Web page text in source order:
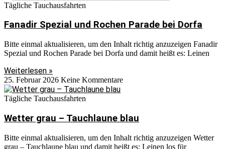
Tägliche Tauchausfahrten
Fanadir Spezial und Rochen Parade bei Dorfa
Bitte einmal aktualisieren, um den Inhalt richtig anzuzeigen Fanadir
Spezial und Rochen Parade bei Dorfa und damit heißt es: Leinen
Weiterlesen »
25. Februar 2026 Keine Kommentare
Tägliche Tauchausfahrten
Wetter grau – Tauchlaune blau
Bitte einmal aktualisieren, um den Inhalt richtig anzuzeigen Wetter
grau – Tauchlaune blau und damit heißt es: Leinen los für